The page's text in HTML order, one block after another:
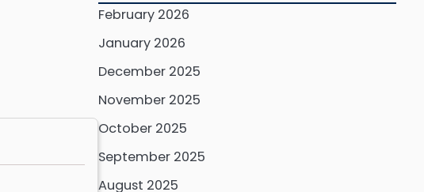
February 2026
January 2026
December 2025
November 2025
October 2025
September 2025
August 2025